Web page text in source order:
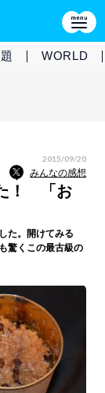
WORLD
2015/09/20
みんなの感想
！ 「お
た。開けてみる
驚くこの最古級の